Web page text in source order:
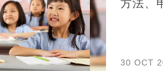
方法、
30 OCT